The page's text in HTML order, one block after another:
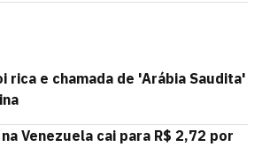
rica e chamada de 'Arábia Saudita'
Venezuela cai para R$ 2,72 por